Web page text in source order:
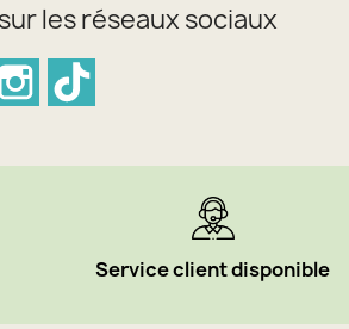
les réseaux sociaux
Instagram
Service client disponible